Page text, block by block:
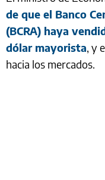
de que el Banco
(BCRA) haya
dólar mayorista, y
hacia los mercados.